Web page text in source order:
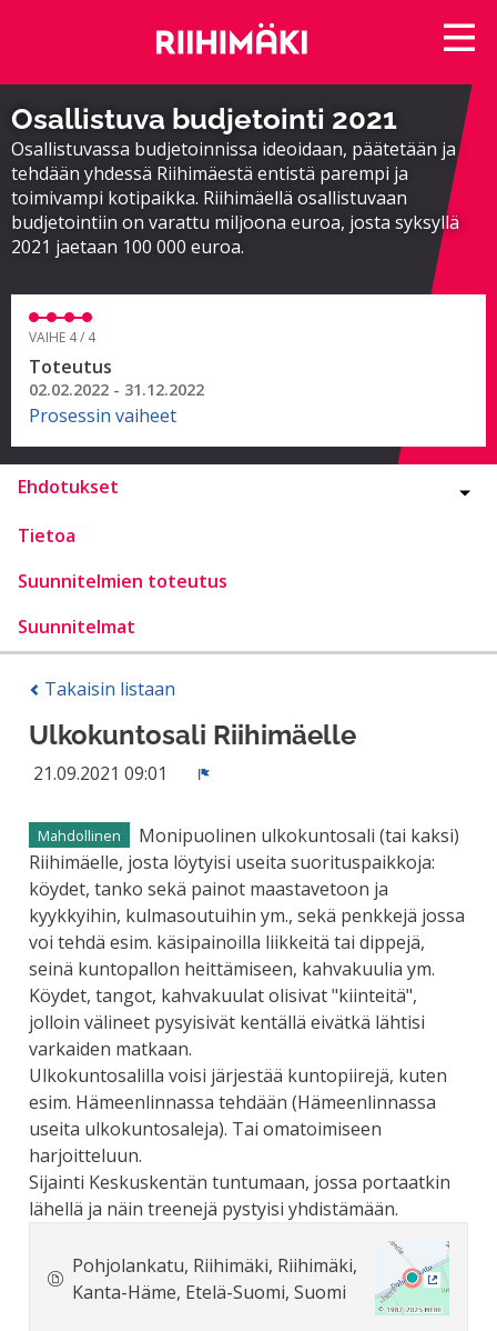
Osallistuva budjetointi 2021
Osallistuvassa budjetoinnissa ideoidaan, päätetään ja
tehdään yhdessä Riihimäestä entistä parempi ja
toimivampi kotipaikka. Riihimäellä osallistuvaan
budjetointiin on varattu miljoona euroa, josta syksyllä
2021 jaetaan 100 000 euroa.
VAIHE 4 / 4
Toteutus
02.02.2022 - 31.12.2022
Prosessin vaiheet
Ehdotukset
Tietoa
Suunnitelmien toteutus
Suunnitelmat
Takaisin listaan
Ulkokuntosali Riihimäelle
21.09.2021 09:01
Mahdollinen
Monipuolinen ulkokuntosali (tai kaksi)
Riihimäelle, josta löytyisi useita suorituspaikkoja:
köydet, tanko sekä painot maastavetoon ja
kyykkyihin, kulmasoutuihin ym., sekä penkkejä jossa
voi tehdä esim. käsipainoilla liikkeitä tai dippejä,
seinä kuntopallon heittämiseen, kahvakuulia ym.
Köydet, tangot, kahvakuulat olisivat "kiinteitä",
jolloin välineet pysyisivät kentällä eivätkä lähtisi
varkaiden matkaan.
Ulkokuntosalilla voisi järjestää kuntopiirejä, kuten
esim. Hämeenlinnassa tehdään (Hämeenlinnassa
useita ulkokuntosaleja). Tai omatoimiseen
harjoitteluun.
Sijainti Keskuskentän tuntumaan, jossa portaatkin
lähellä ja näin treenejä pystyisi yhdistämään.
Pohjolankatu, Riihimäki, Riihimäki,
Kanta-Häme, Etelä-Suomi, Suomi